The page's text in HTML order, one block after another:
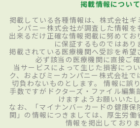
掲載情報について
掲載している各種情報は、株式会社ギ
ンパニー株式会社が調査した情報を
出来るだけ正確な情報掲載に努めてお
に保証するものではあり
掲載されている医療機関へ受診を希望
必ず該当の医療機関に直接ご確
当サービスによって生じた損害につ
ク、およびミーカンパニー株式会社で
切負わないものとします。 情報に誤
手数ですがドクターズ・ファイル編集
けますようお願いいたし
なお、「マイナンバーカードの健康保
関」の情報につきましては、厚生労働
情報を掲出しておりま